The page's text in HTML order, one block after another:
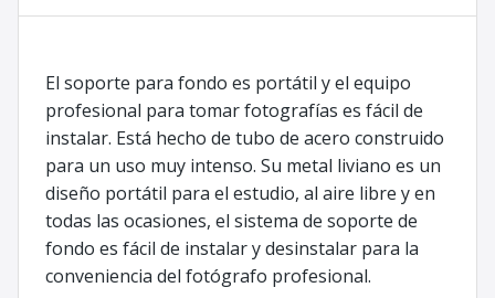
El soporte para fondo es portátil y el equipo
profesional para tomar fotografías es fácil de
instalar. Está hecho de tubo de acero construido
para un uso muy intenso. Su metal liviano es un
diseño portátil para el estudio, al aire libre y en
todas las ocasiones, el sistema de soporte de
fondo es fácil de instalar y desinstalar para la
conveniencia del fotógrafo profesional.